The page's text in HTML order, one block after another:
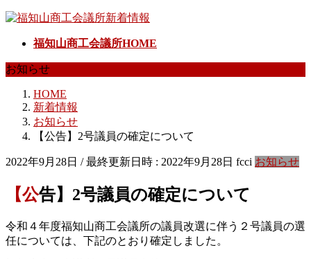
コ
ン
ツ
ナ
ー
シ
福知山商工会議所HOME
お知らせ
HOME
新着情報
お知らせ
【公告】2号議員の確定について
2022年9月28日 / 最終更新日時 : 2022年9月28日 fcci お知らせ
【公告】2号議員の確定について
令和４年度福知山商工会議所の議員改選に伴う２号議員の選
任については、下記のとおり確定しました。